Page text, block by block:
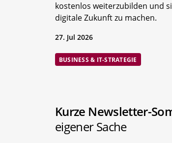
kostenlos weiterzubilden und
digitale Zukunft zu machen.
27. Jul 2026
BUSINESS & IT-STRATEGIE
Kurze Newsletter-
eigener Sache